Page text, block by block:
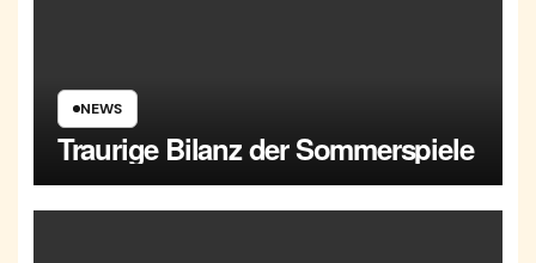
NEWS
Traurige Bilanz der Sommerspiele